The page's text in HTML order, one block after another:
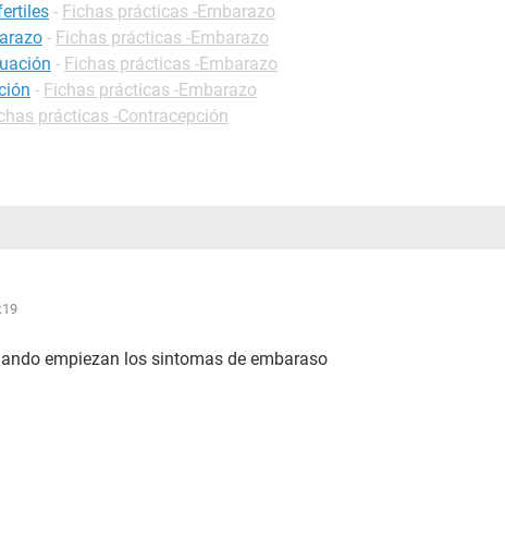
- Fichas prácticas -Embarazo
- Fichas prácticas -Embarazo
- Fichas prácticas -Embarazo
- Fichas prácticas -Embarazo
prácticas -Contracepción
empiezan los sintomas de embaraso